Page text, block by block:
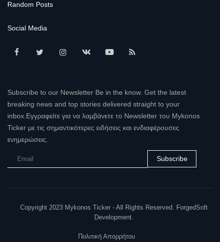
Random Posts
Social Media
Subscribe to our Newsletter Be in the know. Get the latest
breaking news and top stories delivered straight to your
inbox.Εγγραφείτε για να λαμβάνετε το Newsletter του Mykonos
Ticker με τις σημαντικότερες ειδήσεις και ενδιαφέρουσες
ενημερώσεις.
Subscribe
Copyright 2023 Mykonos Ticker - All Rights Reserved. ForgedSoft
Development.
Πολιτική Απορρήτου